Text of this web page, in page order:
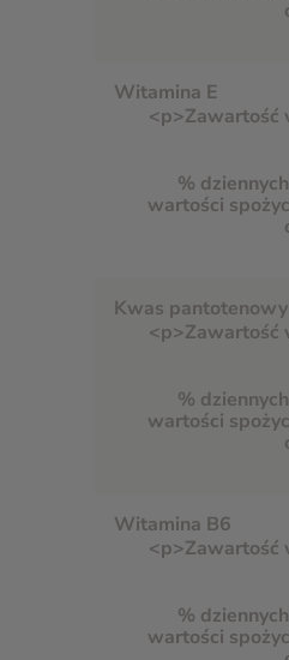
Witamina E
Kwas pantotenowy
Witamina B6